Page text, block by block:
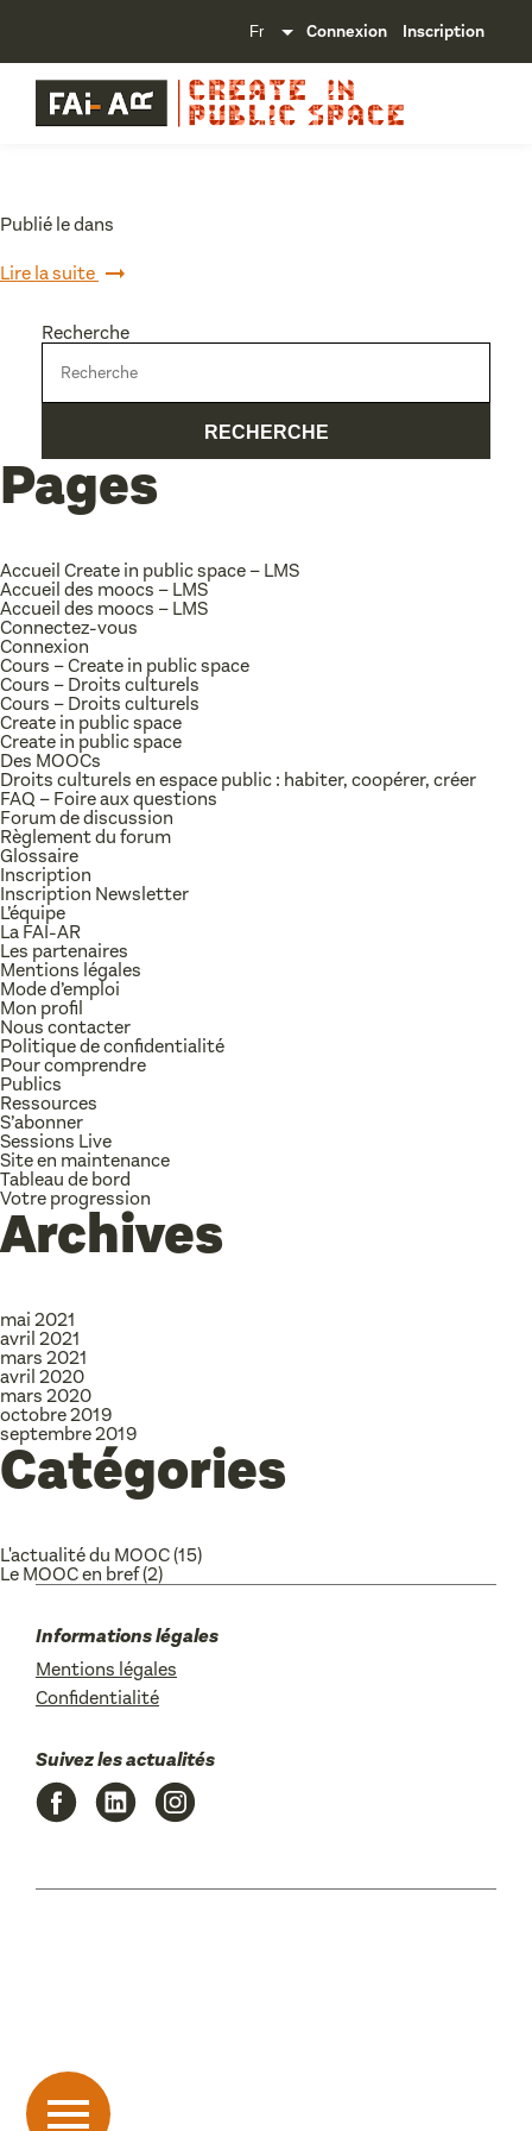
Connexion Inscription
Publié le dans
Lire la suite
Recherche
Pages
Accueil Create in public space – LMS
Accueil des moocs – LMS
Accueil des moocs – LMS
Connectez-vous
Connexion
Cours – Create in public space
Cours – Droits culturels
Cours – Droits culturels
Create in public space
Create in public space
Des MOOCs
Droits culturels en espace public : habiter, coopérer, créer
FAQ – Foire aux questions
Forum de discussion
Règlement du forum
Glossaire
Inscription
Inscription Newsletter
L’équipe
La FAI-AR
Les partenaires
Mentions légales
Mode d’emploi
Mon profil
Nous contacter
Politique de confidentialité
Pour comprendre
Publics
Ressources
S’abonner
Sessions Live
Site en maintenance
Tableau de bord
Votre progression
Archives
mai 2021
avril 2021
mars 2021
avril 2020
mars 2020
octobre 2019
septembre 2019
Catégories
L'actualité du MOOC(15)
Le MOOC en bref(2)
Informations légales
Mentions légales
Confidentialité
Suivez les actualités